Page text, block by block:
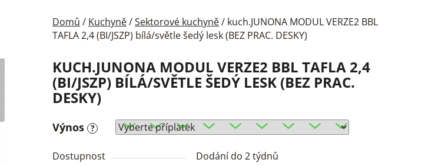
Domů / Kuchyně/Sektorové kuchyně/ kuch.JUNONA MODUL VERZE2 BBL
TAFLA 2,4 (BI/JSZP) bílá/světle šedý lesk (BEZ PRAC. DESKY)
KUCH.JUNONA MODUL VERZE2 BBL TAFLA 2,4
(BI/JSZP) BÍLÁ/SVĚTLE ŠEDÝ LESK (BEZ PRAC.
DESKY)
Výnos ?
Dostupnost
Dodání do 2 týdnů